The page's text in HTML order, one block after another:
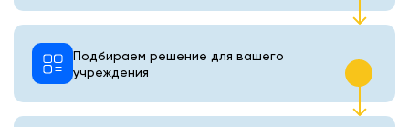
Подбираем решение для вашего
учреждения